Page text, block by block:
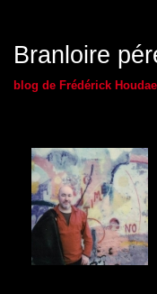
Branloire
blog de Frédérick